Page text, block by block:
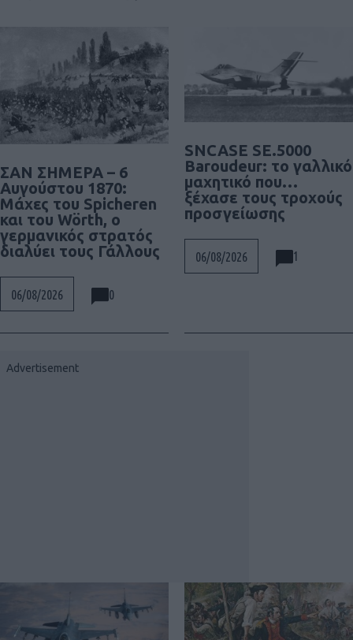
ΣΑΝ ΣΗΜΕΡΑ – 6
Αυγούστου 1870:
Μάχες του Spicheren
και του Wörth, ο
γερμανικός στρατός
διαλύει τους Γάλλους
06/08/2026 0
SNCASE SE.5000
Baroudeur: το γαλλικό
μαχητικό που…
ξέχασε τους τροχούς
προσγείωσης
06/08/2026 1